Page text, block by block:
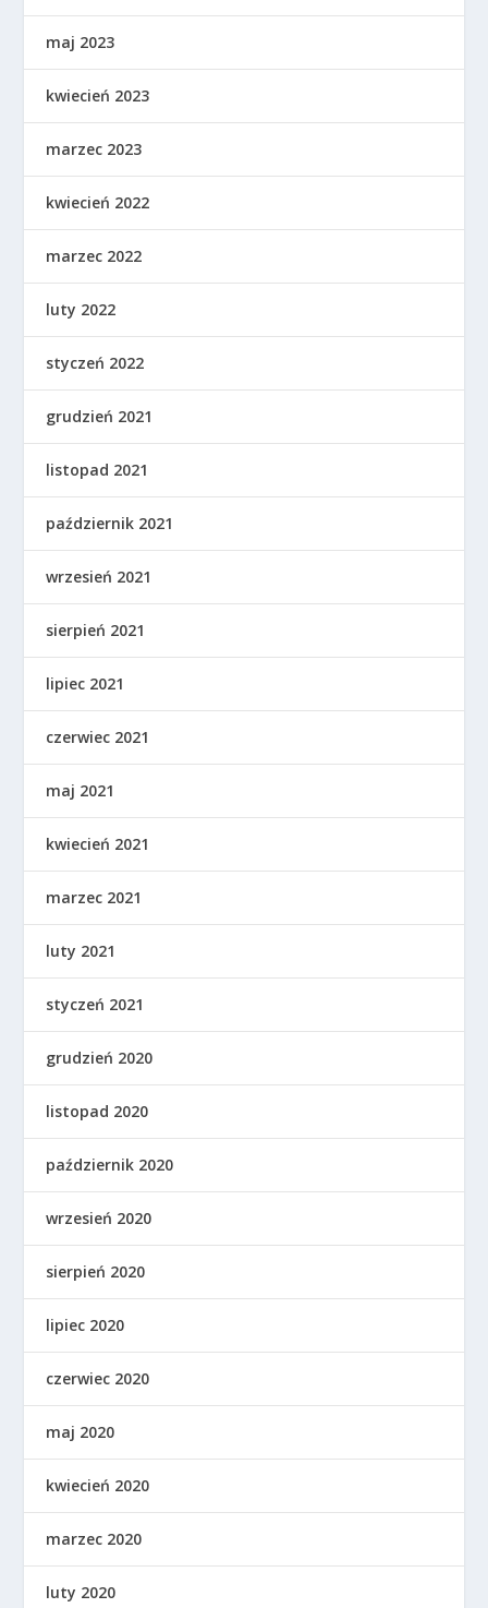
maj 2023
kwiecień 2023
marzec 2023
kwiecień 2022
marzec 2022
luty 2022
styczeń 2022
grudzień 2021
listopad 2021
październik 2021
wrzesień 2021
sierpień 2021
lipiec 2021
czerwiec 2021
maj 2021
kwiecień 2021
marzec 2021
luty 2021
styczeń 2021
grudzień 2020
listopad 2020
październik 2020
wrzesień 2020
sierpień 2020
lipiec 2020
czerwiec 2020
maj 2020
kwiecień 2020
marzec 2020
luty 2020